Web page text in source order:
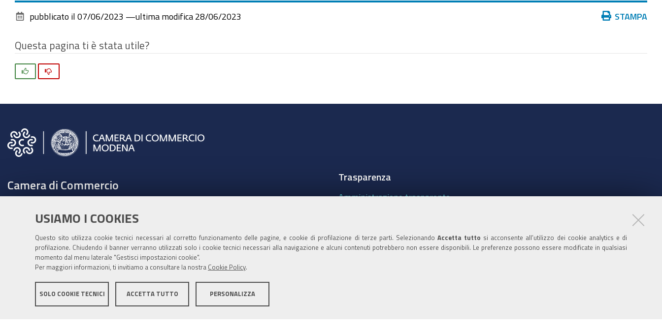
USIAMO I COOKIES
Questo sito utilizza cookie tecnici necessari al corretto funzionamento delle pagine, e cookie di profilazione di terze parti. SelezionandoAccetta tutto si acconsente all’utilizzo dei cookie analytics e di
profilazione. Chiudendo il banner verranno utilizzati solo i cookie tecnici necessari alla navigazione e alcuni contenuti potrebbero non essere disponibili. Le preferenze possono essere modificate in qualsiasi
momento dal menu laterale "Gestisci impostazioni cookie".
Per maggiori informazioni, ti invitiamo a consultare la nostra Cookie Policy
SOLO COOKIE TECNICI ACCETTA TUTTO PERSONALIZZA
Azioni STAMPA
pubblicato il 07/06/2023 —ultima modifica 28/06/2023
Questa pagina ti è stata utile?
Camera di Commercio
Tel. 059208111 -URP
IT75Q 01000 04306 TU00 0001 3855
Fatt. elettronica - Cod. univoco: XECKYI
Trasparenza
Amministrazione trasparente
Pubblicità Legale